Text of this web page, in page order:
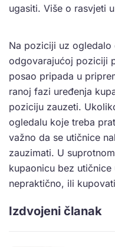
ugasiti. Više o rasvjeti
Na poziciji uz ogledalo
odgovarajućoj poziciji
posao pripada u
ranoj fazi uređenja
poziciju zauzeti.
ogledalu koje treba
važno da se utičnice
zauzimati. U
kupaonicu bez
nepraktično, ili
Izdvojeni članak